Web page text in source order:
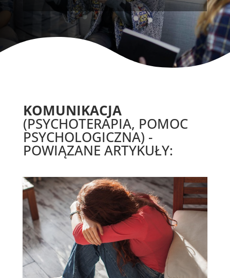
KOMUNIKACJA
(PSYCHOTERAPIA, POMOC
PSYCHOLOGICZNA) -
POWIĄZANE ARTYKUŁY: